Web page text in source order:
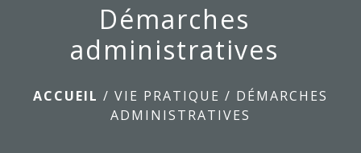
Démarches
administratives
ACCUEIL / VIE PRATIQUE / DÉMARCHES
ADMINISTRATIVES